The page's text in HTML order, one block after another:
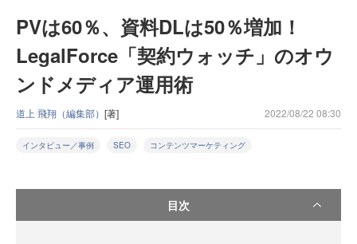
PVは60％、資料DLは50％増加！
LegalForce「契約ウォッチ」のオウ
ンドメディア運用術
道上 飛翔（編集部） [著] 2022/08/22 08:30
インタビュー／事例 SEO コンテンツマーケティング
目次